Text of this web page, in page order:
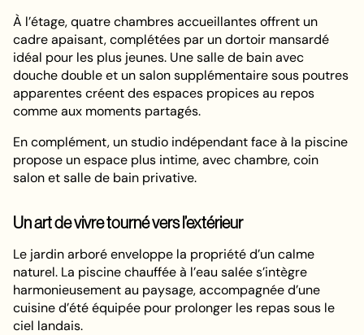
À l’étage, quatre chambres accueillantes offrent un
cadre apaisant, complétées par un dortoir mansardé
idéal pour les plus jeunes. Une salle de bain avec
douche double et un salon supplémentaire sous poutres
apparentes créent des espaces propices au repos
comme aux moments partagés.
En complément, un studio indépendant face à la piscine
propose un espace plus intime, avec chambre, coin
salon et salle de bain privative.
Un art de vivre tourné vers l’extérieur
Le jardin arboré enveloppe la propriété d’un calme
naturel. La piscine chauffée à l’eau salée s’intègre
harmonieusement au paysage, accompagnée d’une
cuisine d’été équipée pour prolonger les repas sous le
ciel landais.